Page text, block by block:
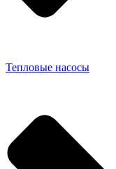
Тепловые насосы